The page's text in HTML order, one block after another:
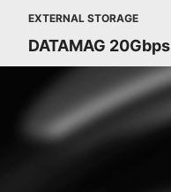
EXTERNAL STORAGE
DATAMAG 20Gbps